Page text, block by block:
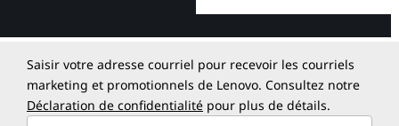
Saisir votre adresse courriel pour recevoir les courriels
marketing et promotionnels de Lenovo. Consultez notre
Déclaration de confidentialité pour plus de détails.